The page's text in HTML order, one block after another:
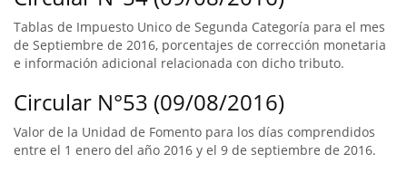
Tablas de Impuesto Unico de Segunda Categoría para el mes
de Septiembre de 2016, porcentajes de corrección monetaria
e información adicional relacionada con dicho tributo.
Circular N°53 (09/08/2016)
Valor de la Unidad de Fomento para los días comprendidos
entre el 1 enero del año 2016 y el 9 de septiembre de 2016.